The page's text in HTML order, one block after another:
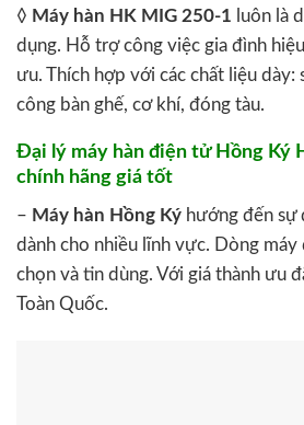
◊ Máy hàn HK MIG 250-1 luôn là
dụng. Hỗ trợ công việc gia đình
ưu. Thích hợp với các chất liệu dày:
công bàn ghế, cơ khí, đóng tàu.
Đại lý máy hàn điện tử Hồng Ký
chính hãng giá tốt
– Máy hàn Hồng Ký hướng đến sự
dành cho nhiều lĩnh vực. Dòng
chọn và tin dùng. Với giá thành ưu
Toàn Quốc.